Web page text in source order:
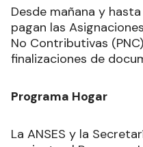
Desde mañana y
pagan las
No Contributivas
finalizaciones de
Programa Hogar
La ANSES y la